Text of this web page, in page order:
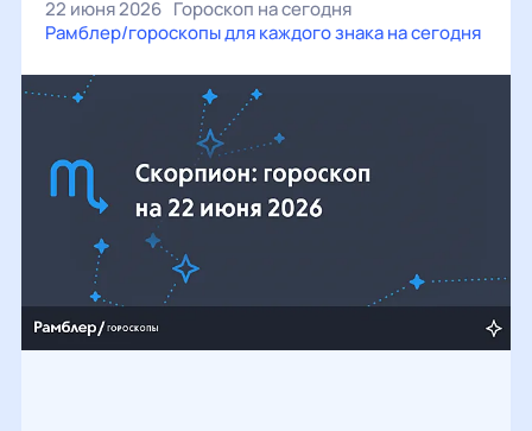
22 июня 2026 Гороскоп на сегодня
Рамблер/гороскопы для каждого знака на сегодня